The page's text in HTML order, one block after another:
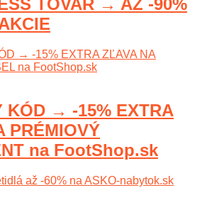
KÓD → -15% EXTRA
PRÉMIOVÝ
na FootShop.sk